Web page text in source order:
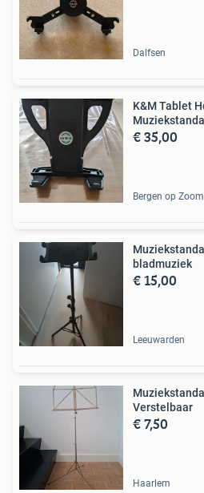
Dalfsen
K&M Tablet
€ 35,00
Bergen op Zoom
bladmuziek
€ 15,00
Leeuwarden
Verstelbaar
€ 7,50
Haarlem